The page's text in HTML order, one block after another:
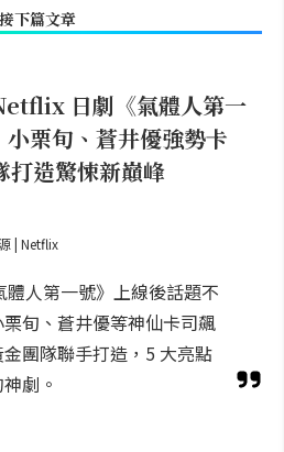
接下篇文章
日劇《氣體人第一
栗旬、蒼井優強勢卡
打造驚悚新巔峰
| Netflix
人第一號》上線後話題不
旬、蒼井優等神仙卡司飆
團隊聯手打造，5 大亮點
劇。